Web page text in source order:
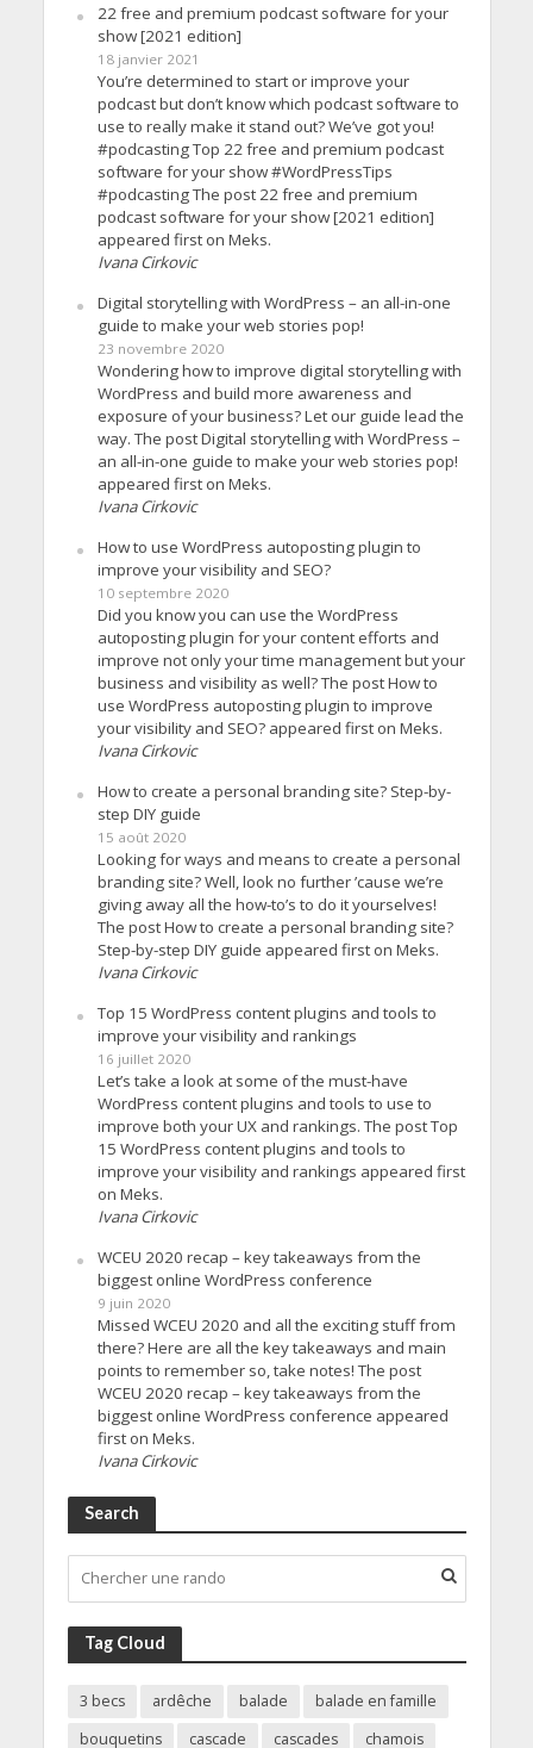
22 free and premium podcast software for your
show [2021 edition]
18 janvier 2021
You’re determined to start or improve your
podcast but don’t know which podcast software to
use to really make it stand out? We’ve got you!
#podcasting Top 22 free and premium podcast
software for your show #WordPressTips
#podcasting The post 22 free and premium
podcast software for your show [2021 edition]
appeared first on Meks.
Ivana Cirkovic
Digital storytelling with WordPress – an all-in-one
guide to make your web stories pop!
23 novembre 2020
Wondering how to improve digital storytelling with
WordPress and build more awareness and
exposure of your business? Let our guide lead the
way. The post Digital storytelling with WordPress –
an all-in-one guide to make your web stories pop!
appeared first on Meks.
Ivana Cirkovic
How to use WordPress autoposting plugin to
improve your visibility and SEO?
10 septembre 2020
Did you know you can use the WordPress
autoposting plugin for your content efforts and
improve not only your time management but your
business and visibility as well? The post How to
use WordPress autoposting plugin to improve
your visibility and SEO? appeared first on Meks.
Ivana Cirkovic
How to create a personal branding site? Step-by-
step DIY guide
15 août 2020
Looking for ways and means to create a personal
branding site? Well, look no further ’cause we’re
giving away all the how-to’s to do it yourselves!
The post How to create a personal branding site?
Step-by-step DIY guide appeared first on Meks.
Ivana Cirkovic
Top 15 WordPress content plugins and tools to
improve your visibility and rankings
16 juillet 2020
Let’s take a look at some of the must-have
WordPress content plugins and tools to use to
improve both your UX and rankings. The post Top
15 WordPress content plugins and tools to
improve your visibility and rankings appeared first
on Meks.
Ivana Cirkovic
WCEU 2020 recap – key takeaways from the
biggest online WordPress conference
9 juin 2020
Missed WCEU 2020 and all the exciting stuff from
there? Here are all the key takeaways and main
points to remember so, take notes! The post
WCEU 2020 recap – key takeaways from the
biggest online WordPress conference appeared
first on Meks.
Ivana Cirkovic
Search
Tag Cloud
3 becs ardêche balade
balade en famille
bouquetins
cascade cascades
chamois